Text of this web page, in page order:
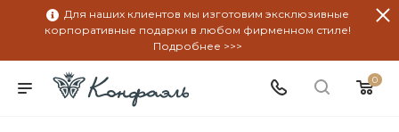
Для наших клиентов мы изготовим эксклюзивные
корпоративные подарки в любом фирменном стиле!
Подробнее >>>
0